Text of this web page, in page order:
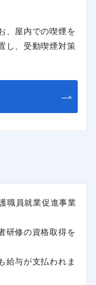
、屋内での喫煙を
し、受動喫煙対策
職員就業促進事業
研修の資格取得を
給与が支払われま